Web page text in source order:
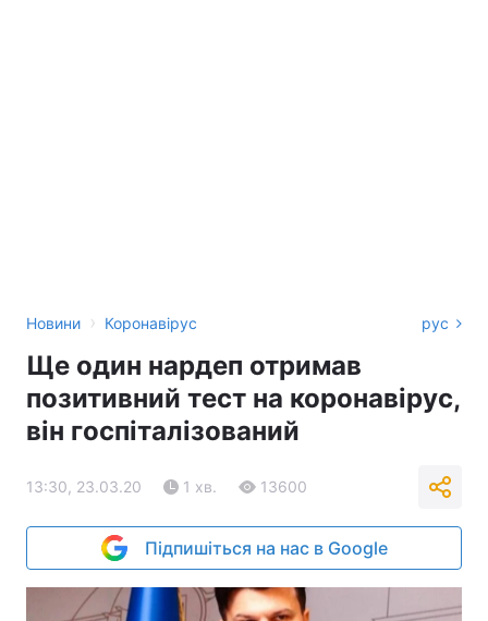
Новини › Коронавірус рус
Ще один нардеп отримав
позитивний тест на коронавірус,
він госпіталізований
13:30, 23.03.20 1 хв. 13600
Підпишіться на нас в Google